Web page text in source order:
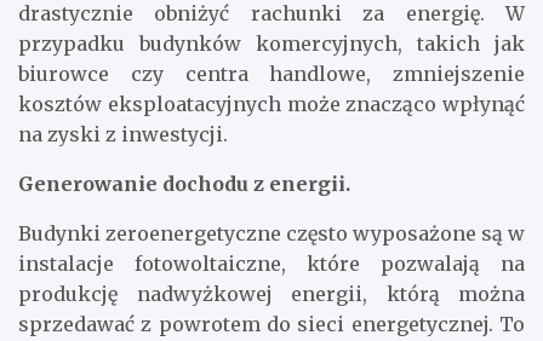
drastycznie obniżyć rachunki za energię. W
przypadku budynków komercyjnych, takich jak
biurowce czy centra handlowe, zmniejszenie
kosztów eksploatacyjnych może znacząco wpłynąć
na zyski z inwestycji.
Generowanie dochodu z energii.
Budynki zeroenergetyczne często wyposażone są w
instalacje fotowoltaiczne, które pozwalają na
produkcję nadwyżkowej energii, którą można
sprzedawać z powrotem do sieci energetycznej. To